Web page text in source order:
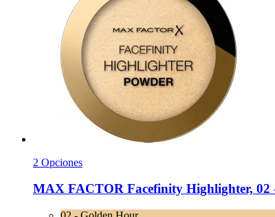
2 Opciones
MAX FACTOR Facefinity Highlighter, 02